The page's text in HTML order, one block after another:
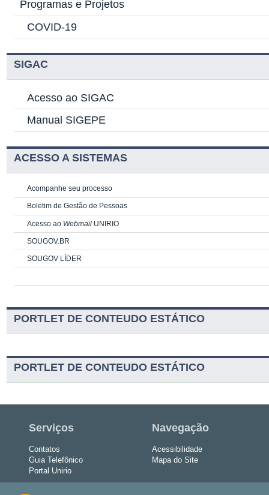
Programas e Projetos
COVID-19
SIGAC
Acesso ao SIGAC
Manual SIGEPE
ACESSO A SISTEMAS
Acompanhe seu processo
Boletim de Gestão de Pessoas
Acesso ao Webmail UNIRIO
SOUGOV.BR
SOUGOV LÍDER
PORTLET DE CONTEUDO ESTÁTICO
PORTLET DE CONTEUDO ESTÁTICO
Serviços
Contatos
Guia Telefônico
Portal Unirio
Navegação
Acessibilidade
Mapa do Site